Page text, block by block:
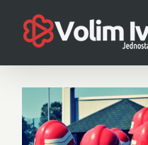
content
Larger
Image